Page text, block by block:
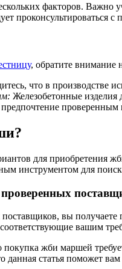
факторов. Важно
проконсультироваться
, обратите внимание
что в производстве
Железобетонные
для приобретения
инструментом для
вы получаете
вашим
жби маршей
статья поможет